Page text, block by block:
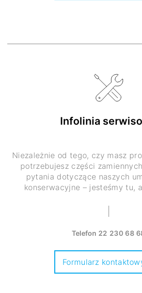
Infolinia
Niezależnie od tego, czy masz
potrzebujesz części
pytania dotyczące naszych
konserwacyjne – jesteśmy tu,
Telefon 22 230 68
Formularz